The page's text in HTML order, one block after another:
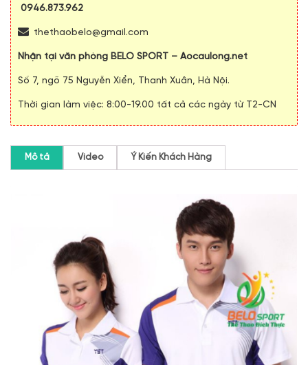
0946.873.962
thethaobelo@gmail.com
Nhận tại văn phòng BELO SPORT – Aocaulong.net
Số 7, ngõ 75 Nguyễn Xiển, Thanh Xuân, Hà Nội.
Thời gian làm việc: 8:00-19.00 tất cả các ngày từ T2-CN
Mô tả Video Ý Kiến Khách Hàng